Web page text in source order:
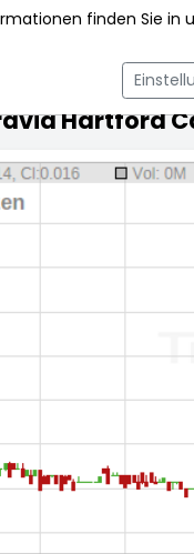
Hartford
finden Sie in